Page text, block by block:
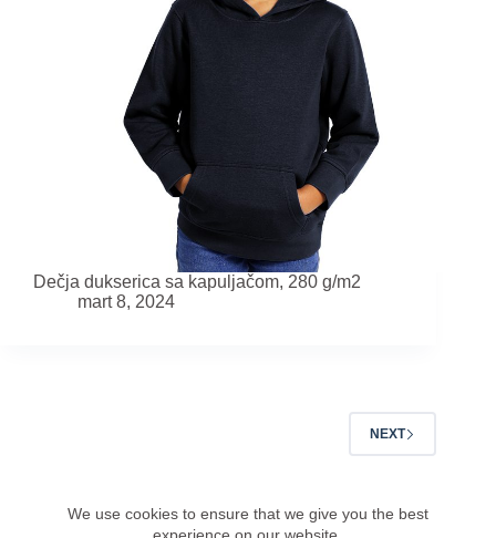
We use cookies to ensure that we give you the best
Dečja dukserica sa kapuljačom, 280 g/m2
mart 8, 2024
NEXT
Apeiron doo Novi Sad, PIB: 100238740, MB: 08199779